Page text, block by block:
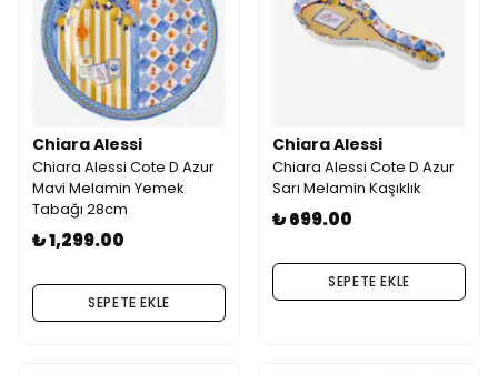
Chiara Alessi
Chiara Alessi Cote D Azur
Mavi Melamin Yemek
Tabağı 28cm
₺ 1,299.00
SEPETE EKLE
Chiara Alessi
Chiara Alessi Cote D Azur
Sarı Melamin Kaşıklık
₺ 699.00
SEPETE EKLE